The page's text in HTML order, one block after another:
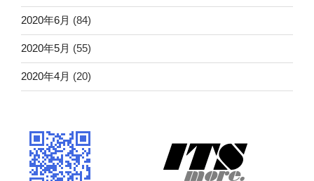
2020年6月 (84)
2020年5月 (55)
2020年4月 (20)